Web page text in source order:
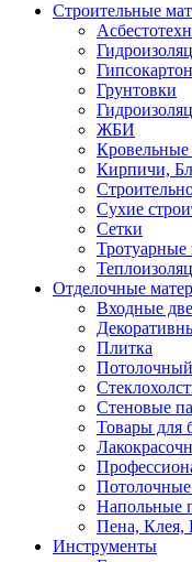
Строительные
Грунтовки
ЖБИ
Кирпичи,
Сухие
Сетки
Тротуарные
Отделочные
Входные
Плитка
Стеновые
Товары для
Напольные
Пена, Клея,
Инструменты